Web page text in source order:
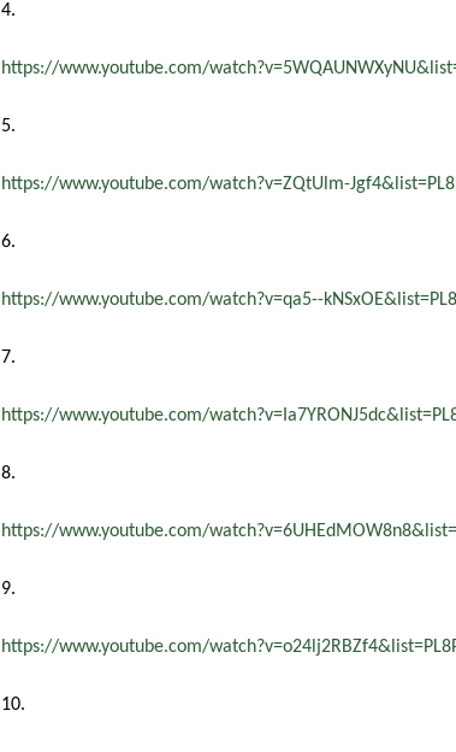
4.
https://www.youtube.com/
5.
https://www.youtube.com/watch?v=ZQtUlm-
6.
https://www.youtube.com/watch?v=qa5--
7.
https://www.youtube.com/
8.
https://www.youtube.com/
9.
https://www.youtube.com/
10.